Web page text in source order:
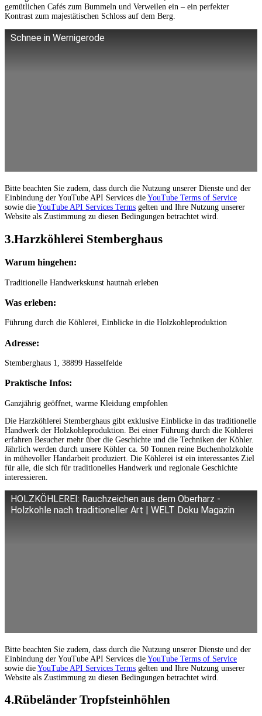
gemütlichen Cafés zum Bummeln und Verweilen ein – ein perfekter
Kontrast zum majestätischen Schloss auf dem Berg.
Schnee in Wernigerode
Bitte beachten Sie zudem, dass durch die Nutzung unserer Dienste und der
Einbindung der YouTube API Services die YouTube Terms of Service
sowie die YouTube API Services Terms gelten und Ihre Nutzung unserer
Website als Zustimmung zu diesen Bedingungen betrachtet wird.
3.Harzköhlerei Stemberghaus
Warum hingehen:
Traditionelle Handwerkskunst hautnah erleben
Was erleben:
Führung durch die Köhlerei, Einblicke in die Holzkohleproduktion
Adresse:
Stemberghaus 1, 38899 Hasselfelde
Praktische Infos:
Ganzjährig geöffnet, warme Kleidung empfohlen
Die Harzköhlerei Stemberghaus gibt exklusive Einblicke in das traditionelle
Handwerk der Holzkohleproduktion. Bei einer Führung durch die Köhlerei
erfahren Besucher mehr über die Geschichte und die Techniken der Köhler.
Jährlich werden durch unsere Köhler ca. 50 Tonnen reine Buchenholzkohle
in mühevoller Handarbeit produziert. Die Köhlerei ist ein interessantes Ziel
für alle, die sich für traditionelles Handwerk und regionale Geschichte
interessieren.
HOLZKÖHLEREI: Rauchzeichen aus dem Oberharz -
Holzkohle nach traditioneller Art | WELT Doku Magazin
Bitte beachten Sie zudem, dass durch die Nutzung unserer Dienste und der
Einbindung der YouTube API Services die YouTube Terms of Service
sowie die YouTube API Services Terms gelten und Ihre Nutzung unserer
Website als Zustimmung zu diesen Bedingungen betrachtet wird.
4.Rübeländer Tropfsteinhöhlen